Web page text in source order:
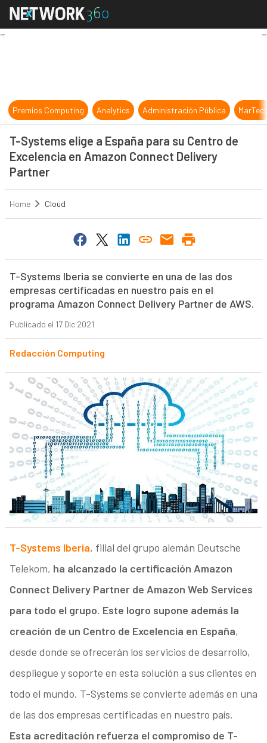
T-Systems elige a España para
Premios Computing Analytics Administración Pública
T-Systems elige a España para su Centro de
Excelencia en Amazon Connect Delivery
Partner
Home Cloud
T-Systems Iberia se convierte en una de las dos
empresas certificadas en nuestro país en el
programa Amazon Connect Delivery Partner de AWS.
Publicado el 17 Dic 2021
Redacción Computing
T-Systems Iberia, filial del grupo alemán Deutsche
Telekom, ha alcanzado la certificación Amazon
Connect Delivery Partner de Amazon Web Services
para todo el grupo. Este logro supone además la
creación de un Centro de Excelencia en España,
desde donde se ofrecerán los servicios de desarrollo,
despliegue y soporte en esta solución a sus clientes en
todo el mundo. T-Systems se convierte además en una
de las dos empresas certificadas en nuestro país.
Esta acreditación refuerza el compromiso de T-